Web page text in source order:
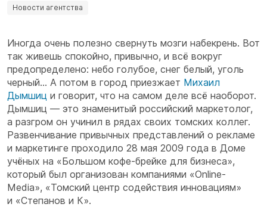
Новости агентства
Иногда очень полезно свернуть мозги набекрень. Вот
так живешь спокойно, привычно, и всё вокруг
предопределено: небо голубое, снег белый, уголь
черный... А потом в город приезжает Михаил
Дымшиц и говорит, что на самом деле всё наоборот.
Дымшиц — это знаменитый российский маркетолог,
а разгром он учинил в рядах своих томских коллег.
Развенчивание привычных представлений о рекламе
и маркетинге проходило 28 мая 2009 года в Доме
учёных на «Большом кофе-брейке для бизнеса»,
который был организован компаниями «Online-
Media», «Томский центр содействия инновациям»
и «Степанов и К».